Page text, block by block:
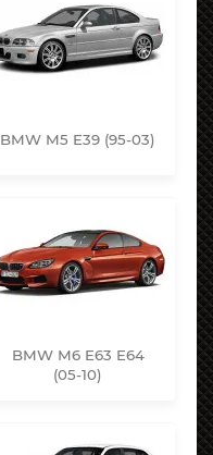
BMW M5 E39 (95-03)
BMW M6 E63 E64
(05-10)